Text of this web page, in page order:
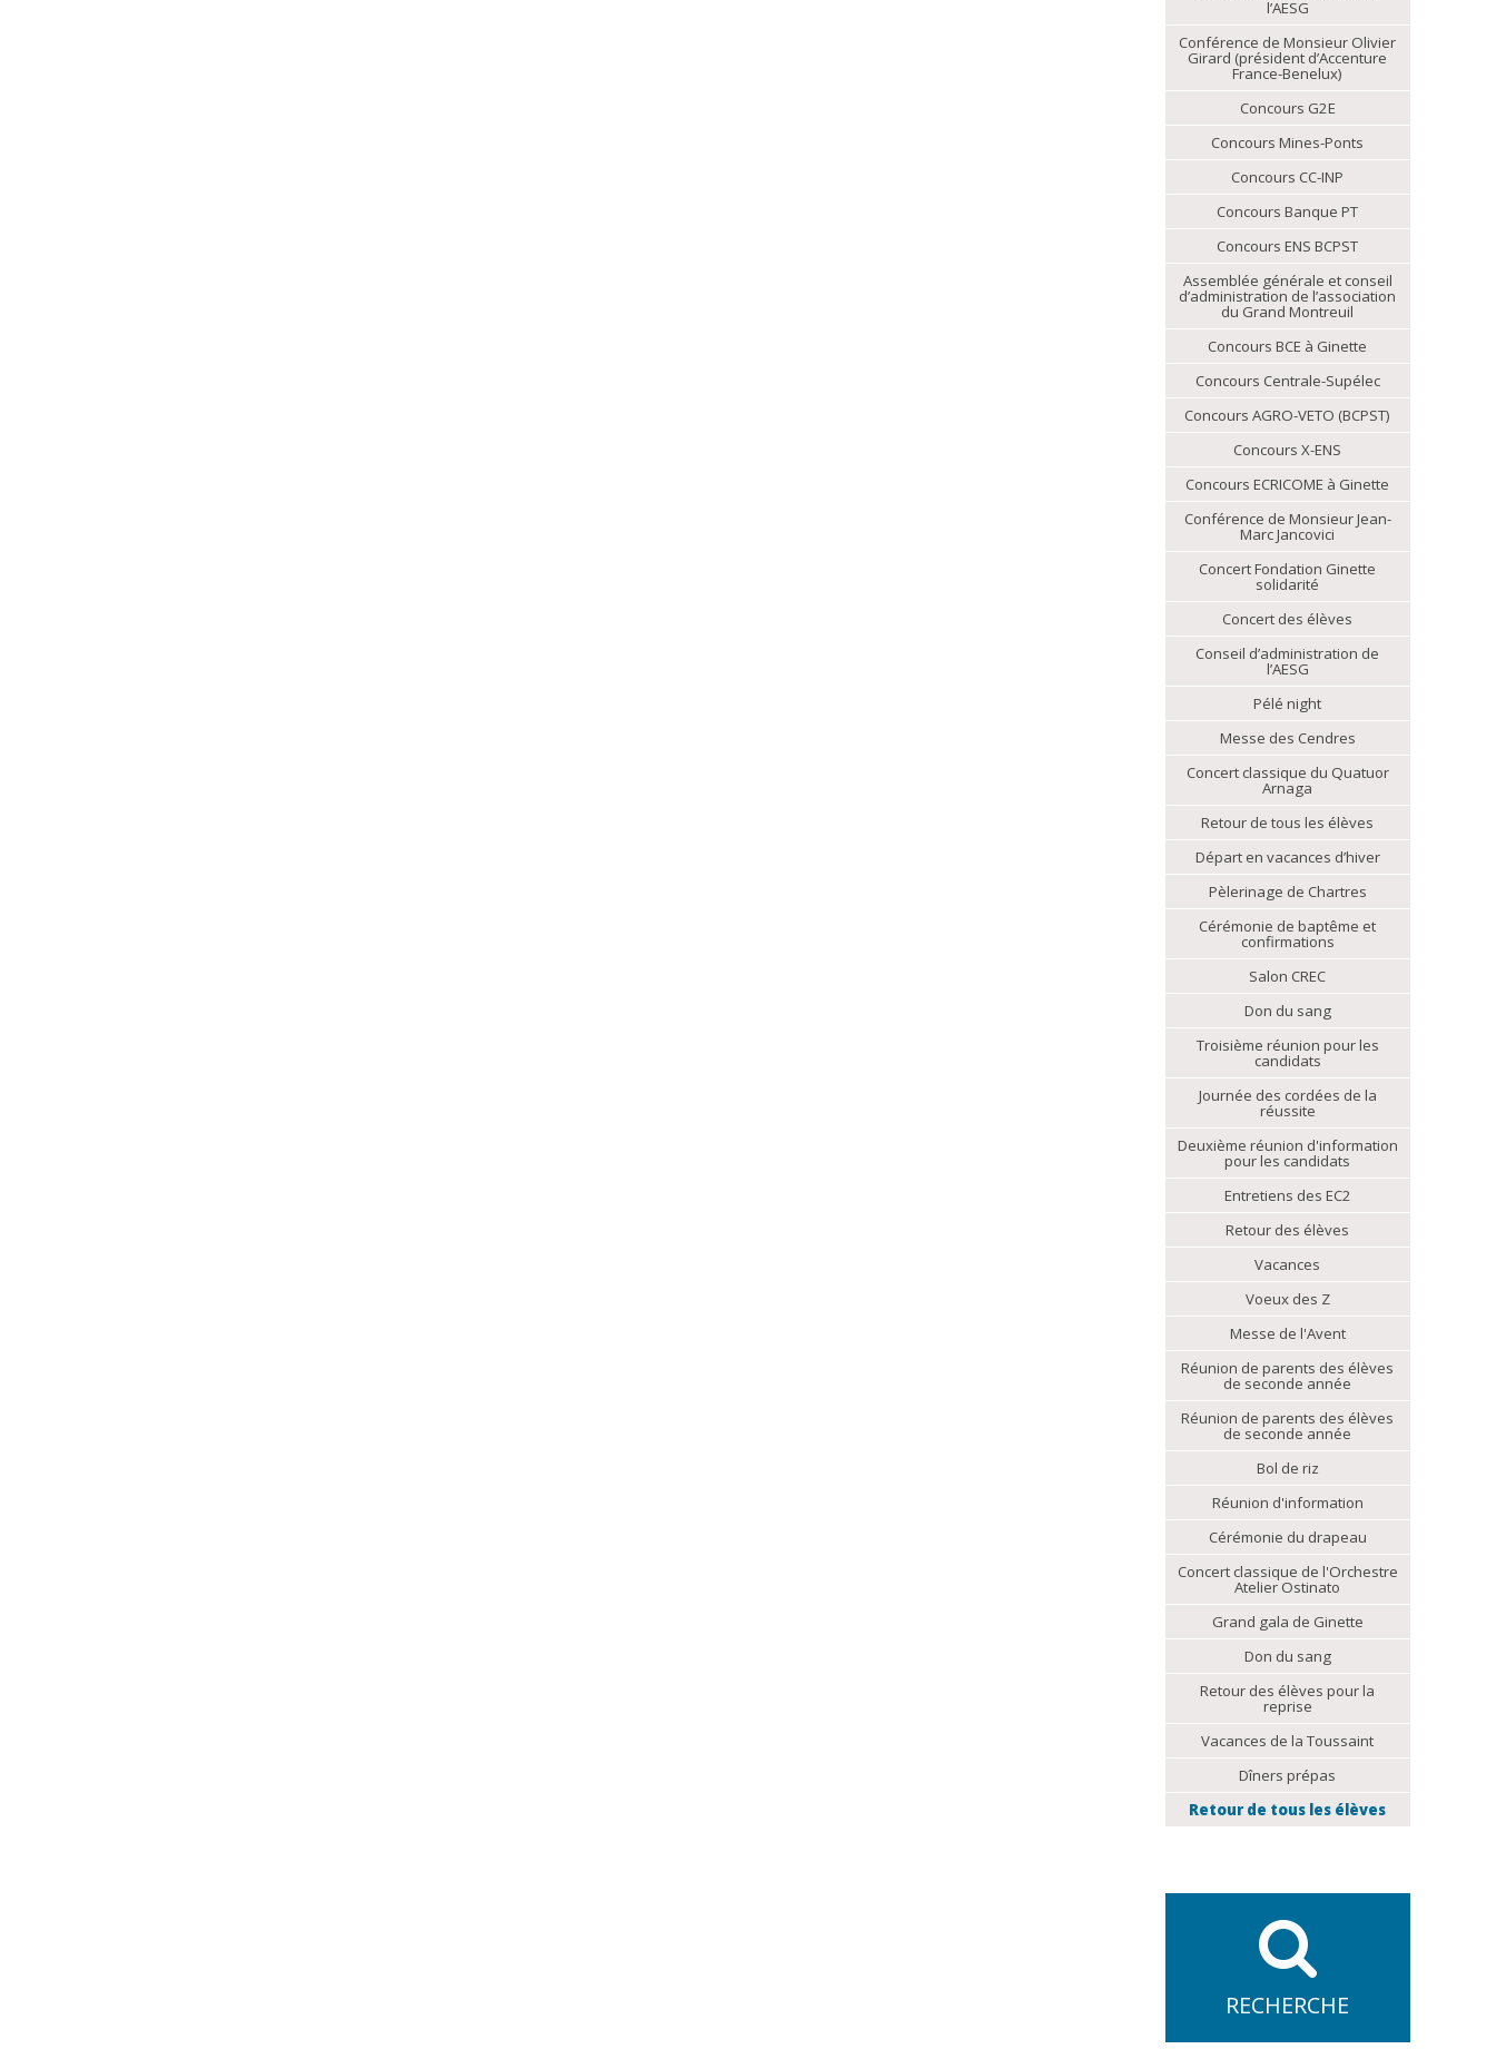
l’AESG
Conférence de Monsieur Olivier
Girard (président d’Accenture
France-Benelux)
Concours G2E
Concours Mines-Ponts
Concours CC-INP
Concours Banque PT
Concours ENS BCPST
Assemblée générale et conseil
d’administration de l’association
du Grand Montreuil
Concours BCE à Ginette
Concours Centrale-Supélec
Concours AGRO-VETO (BCPST)
Concours X-ENS
Concours ECRICOME à Ginette
Conférence de Monsieur Jean-
Marc Jancovici
Concert Fondation Ginette
solidarité
Concert des élèves
Conseil d’administration de
l’AESG
Pélé night
Messe des Cendres
Concert classique du Quatuor
Arnaga
Retour de tous les élèves
Départ en vacances d’hiver
Pèlerinage de Chartres
Cérémonie de baptême et
confirmations
Salon CREC
Don du sang
Troisième réunion pour les
candidats
Journée des cordées de la
réussite
Deuxième réunion d'information
pour les candidats
Entretiens des EC2
Retour des élèves
Vacances
Voeux des Z
Messe de l'Avent
Réunion de parents des élèves
de seconde année
Réunion de parents des élèves
de seconde année
Bol de riz
Réunion d'information
Cérémonie du drapeau
Concert classique de l'Orchestre
Atelier Ostinato
Grand gala de Ginette
Don du sang
Retour des élèves pour la
reprise
Vacances de la Toussaint
Dîners prépas
Retour de tous les élèves
RECHERCHE